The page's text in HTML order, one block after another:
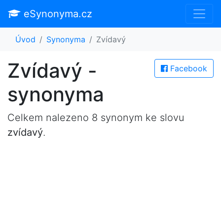
eSynonyma.cz
Úvod Synonyma Zvídavý
Facebook
Zvídavý -
synonyma
Celkem nalezeno 8 synonym ke slovu
zvídavý.